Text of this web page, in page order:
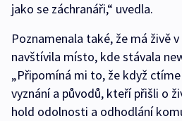
jako se záchranáři,“ uvedla.
Poznamenala také, že má živě
navštívila místo, kde stávala
„Připomíná mi to, že když
vyznání a původů, kteří přišli o
hold odolnosti a odhodlání